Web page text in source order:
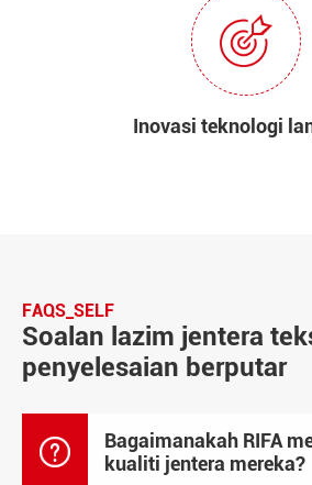
Inovasi teknologi
FAQS_SELF
Soalan lazim jentera
penyelesaian berputar

Bagaimanakah RIFA
kualiti jentera mereka?